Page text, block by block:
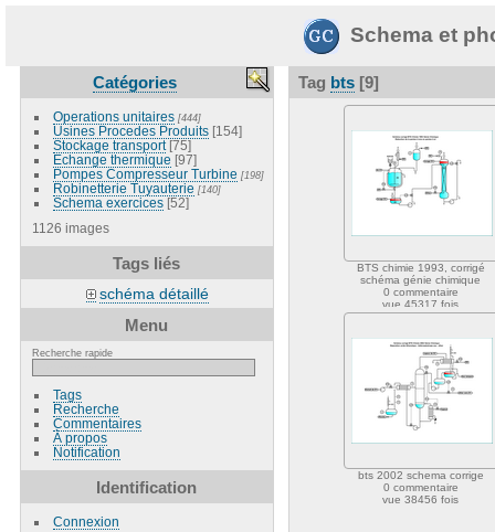
Schema et
Catégories
Operations unitaires [444]
Usines Procedes Produits [154]
Stockage transport [75]
Echange thermique [97]
Pompes Compresseur Turbine [198]
Robinetterie Tuyauterie [140]
Schema exercices [52]
1126 images
Tags liés
schéma détaillé
Menu
Recherche rapide
Tags
Recherche
Commentaires
À propos
Notification
Identification
Connexion
Tag bts[9]
BTS chimie 1993, corrigé
schéma génie chimique
0 commentaire
vue 45317 fois
bts 2002 schema corrige
0 commentaire
vue 38456 fois